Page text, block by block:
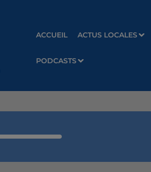
ACCUEIL ACTUS LOCALES
PODCASTS